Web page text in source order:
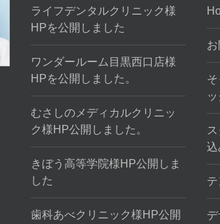
ライフデンタルクリニック様
HPを公開しました
ワンダールーム目黒西口店様
HPを公開しました。
むさしのメディカルクリニッ
ク様HP公開しました。
きぼう高等学院様HP公開しま
した
歯科あべクリニック様HP公開
ッ
込
テ